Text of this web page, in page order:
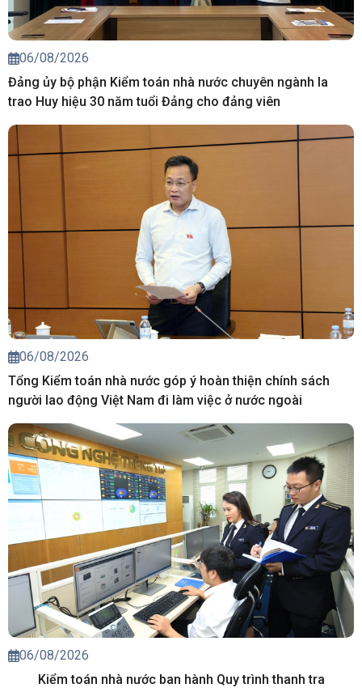
06/08/2026
Đảng ủy bộ phận Kiểm toán nhà nước chuyên ngành Ia
trao Huy hiệu 30 năm tuổi Đảng cho đảng viên
06/08/2026
Tổng Kiểm toán nhà nước góp ý hoàn thiện chính sách
người lao động Việt Nam đi làm việc ở nước ngoài
06/08/2026
Kiểm toán nhà nước ban hành Quy trình thanh tra